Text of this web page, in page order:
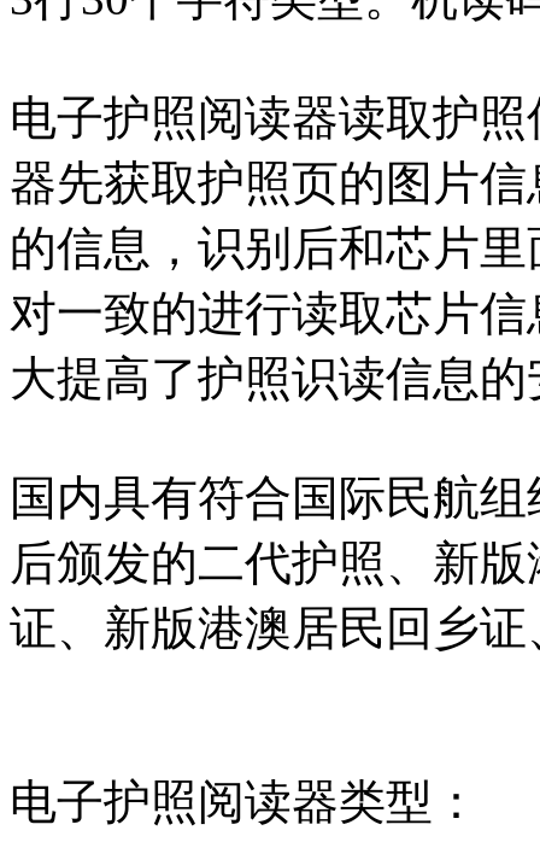
电子护照阅读器读取护
器先获取护照页的图片
的信息，识别后和芯片
对一致的进行读取芯片
大提高了护照识读信息
国内具有符合国际民航
后颁发的二代护照、新
证、新版港澳居民回乡
电子护照阅读器类型：